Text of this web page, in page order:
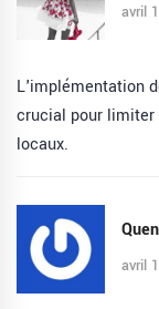
avril
L'implémentation
crucial pour limiter
locaux.
avril